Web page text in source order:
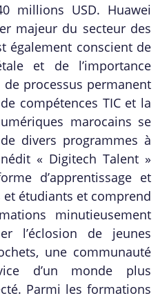
millions USD. Huawei
majeur du secteur des
également conscient de
et de l’importance
de processus permanent
compétences TIC et la
marocains se
divers programmes à
« Digitech Talent »
d’apprentissage et
et étudiants et comprend
minutieusement
l’éclosion de jeunes
une communauté
d’un monde plus
Parmi les formations